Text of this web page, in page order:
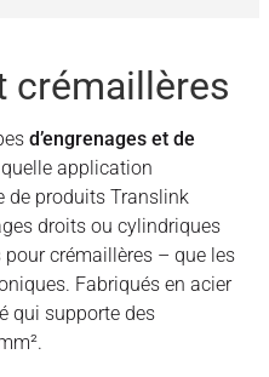
crémaillères
d’engrenages et de
application
de produits Translink
droits ou cylindriques
crémaillères – que les
Fabriqués en acier
qui supporte des